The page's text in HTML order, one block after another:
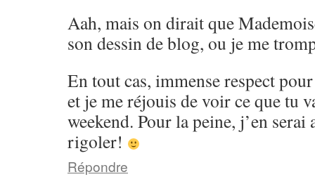
Aah, mais on dirait que
son dessin de blog, ou je me
En tout cas, immense respect
et je me réjouis de voir ce que tu
weekend. Pour la peine, j’en serai
rigoler!
Répondre